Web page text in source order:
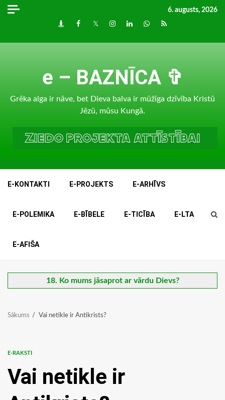
Skip
6. augusts, 2026
DraugiemFacebook
TwitterInstagram
LinkedInwhatsapp
RSS
e – BAZNĪCA ✞
Grēka alga ir nāve, bet Dieva balva ir mūžīga dzīvība Kristū
Jēzū, mūsu Kungā.
E-KONTAKTI E-PROJEKTS E-ARHĪVS
E-POLEMIKA E-BĪBELE E-TICĪBA E-LTA
E-AFIŠA
18. Ko mums jāsaprot ar vārdu Dievs?
Sākums Vai netikle ir Antikrists?
E-RAKSTI
Vai netikle ir